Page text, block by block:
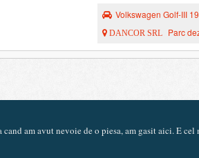
Volkswagen Golf-III
DANCOR SRL Parc
cand am avut nevoie de o piesa, am gasit aici. E